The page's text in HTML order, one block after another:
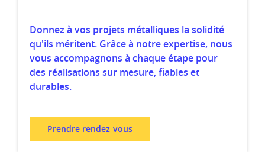
Donnez à vos projets métalliques la solidité
qu'ils méritent. Grâce à notre expertise, nous
vous accompagnons à chaque étape pour
des réalisations sur mesure, fiables et
durables.
Prendre rendez-vous